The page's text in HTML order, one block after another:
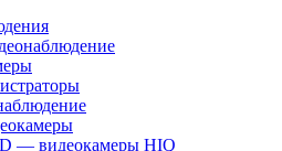
— видеокамеры HIQ